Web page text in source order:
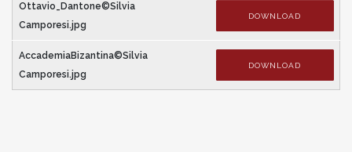
Ottavio_Dantone©Silvia
Camporesi.jpg
DOWNLOAD
AccademiaBizantina©Silvia
Camporesi.jpg
DOWNLOAD